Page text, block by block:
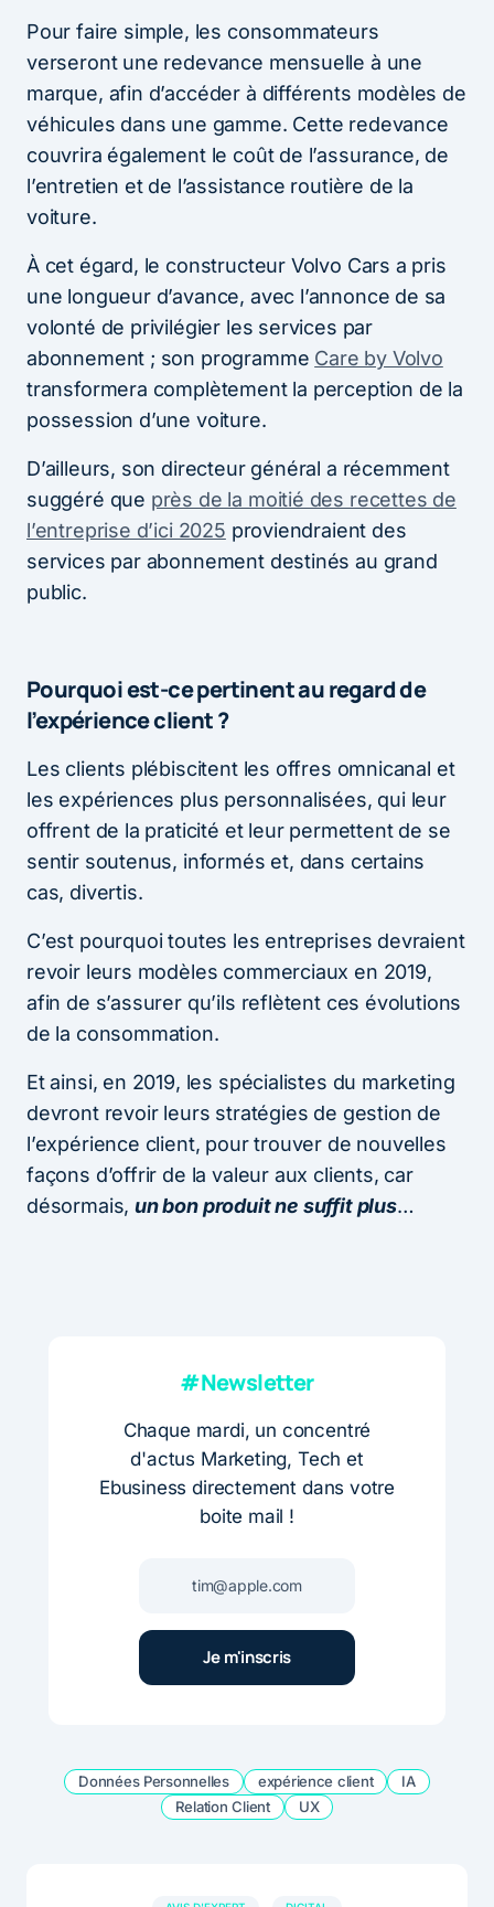
Pour faire simple, les consommateurs
verseront une redevance mensuelle à une
marque, afin d’accéder à différents modèles de
véhicules dans une gamme. Cette redevance
couvrira également le coût de l’assurance, de
l’entretien et de l’assistance routière de la
voiture.
À cet égard, le constructeur Volvo Cars a pris
une longueur d’avance, avec l’annonce de sa
volonté de privilégier les services par
abonnement ; son programme Care by Volvo
transformera complètement la perception de la
possession d’une voiture.
D’ailleurs, son directeur général a récemment
suggéré que près de la moitié des recettes de
l’entreprise d’ici 2025 proviendraient des
services par abonnement destinés au grand
public.
Pourquoi est-ce pertinent au regard de
l’expérience client ?
Les clients plébiscitent les offres omnicanal et
les expériences plus personnalisées, qui leur
offrent de la praticité et leur permettent de se
sentir soutenus, informés et, dans certains
cas, divertis.
C’est pourquoi toutes les entreprises devraient
revoir leurs modèles commerciaux en 2019,
afin de s’assurer qu’ils reflètent ces évolutions
de la consommation.
Et ainsi, en 2019, les spécialistes du marketing
devront revoir leurs stratégies de gestion de
l’expérience client, pour trouver de nouvelles
façons d’offrir de la valeur aux clients, car
désormais,un bon produit ne suffit plus…
#Newsletter
Chaque mardi, un concentré
d'actus Marketing, Tech et
Ebusiness directement dans votre
boite mail !
Données Personnelles expérience client
IA
Relation Client
UX